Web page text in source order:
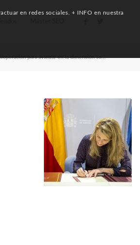
para avanzar en la dimensión so...
en redes sociales. + INFO en nuestra